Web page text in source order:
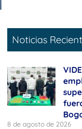
Noticias
8 de agosto de 2026